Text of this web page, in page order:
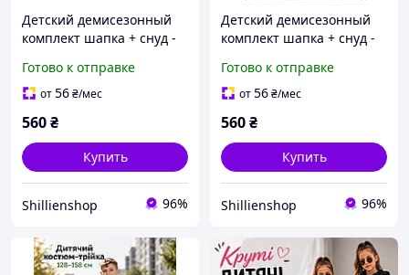
Детский демисезонный
комплект шапка + снуд -
Готово к отправке
от56₴/мес
560₴
Купить
Shillienshop 96%
Детский демисезонный
комплект шапка + снуд -
Готово к отправке
от56₴/мес
560₴
Купить
Shillienshop 96%